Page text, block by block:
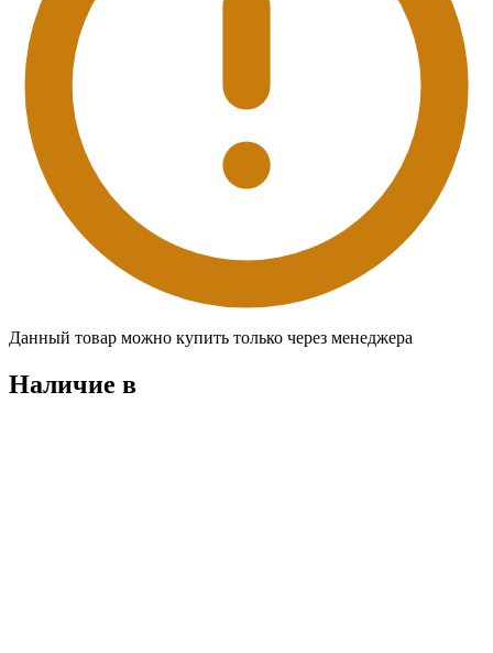
Данный товар можно купить только через менеджера
Наличие в